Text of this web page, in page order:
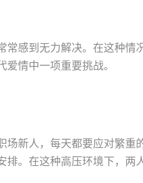
感到无力解决。在这种情况
情中一项重要挑战。
场新人，每天都要应对繁重
排。在这种高压环境下，两